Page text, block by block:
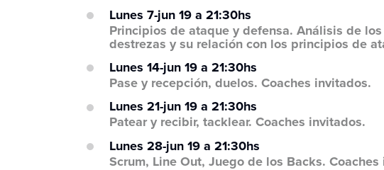
Lunes 7-jun 19 a 21:30hs
Principios de ataque y defensa. Análisis de
destrezas y su relación con los principios de
Lunes 14-jun 19 a 21:30hs
Pase y recepción, duelos. Coaches invitados.
Lunes 21-jun 19 a 21:30hs
Patear y recibir, tacklear. Coaches invitados.
Lunes 28-jun 19 a 21:30hs
Scrum, Line Out, Juego de los Backs.